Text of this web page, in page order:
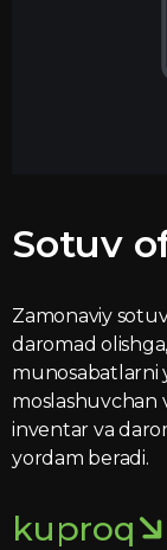
Sotuv
Zamonaviy
daromad
munosabatlarni
moslashuvchan
inventar va
yordam beradi.
kuproq